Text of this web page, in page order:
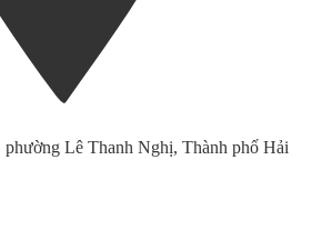
Lê Thanh Nghị, Thành phố Hải